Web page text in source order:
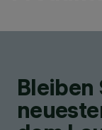
Bleiben